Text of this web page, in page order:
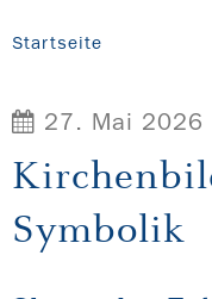
Startseite
27. Mai 2026
Symbolik